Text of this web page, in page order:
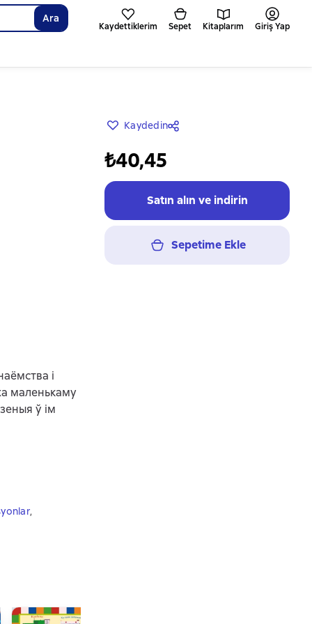
Ara
Kaydettiklerim Sepet Kitaplarım Giriş Yap
Kaydedin
₺40,45
Satın alın ve indirin
Sepetime Ekle
і
маленькаму
ў ім
,